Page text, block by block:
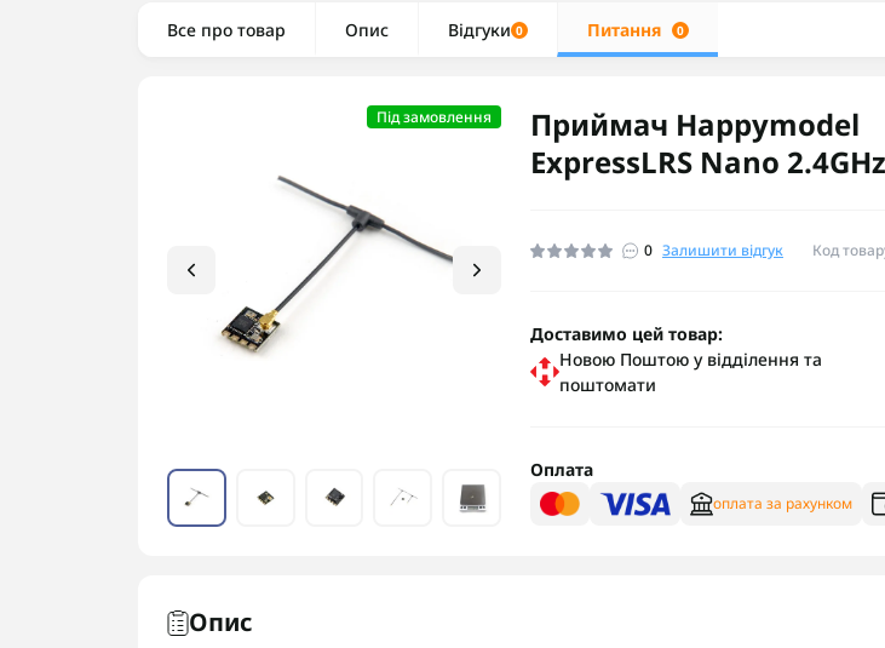
Все про товар Опис Відгуки 0 Питання 0
Під замовлення
Приймач Happymodel
ExpressLRS Nano
0 Залишити відгук Код
Доставимо цей товар:
Новою Поштою у відділення та
поштомати
Оплата
оплата за рахунком
Опис